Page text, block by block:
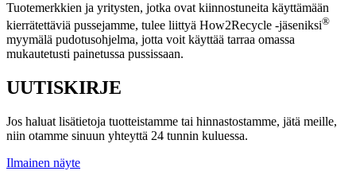
Tuotemerkkien ja yritysten, jotka ovat kiinnostuneita käyttämään
kierrätettäviä pussejamme, tulee liittyä How2Recycle -jäseniksi®
myymälä pudotusohjelma, jotta voit käyttää tarraa omassa
mukautetusti painetussa pussissaan.
UUTISKIRJE
Jos haluat lisätietoja tuotteistamme tai hinnastostamme, jätä meille,
niin otamme sinuun yhteyttä 24 tunnin kuluessa.
Ilmainen näyte